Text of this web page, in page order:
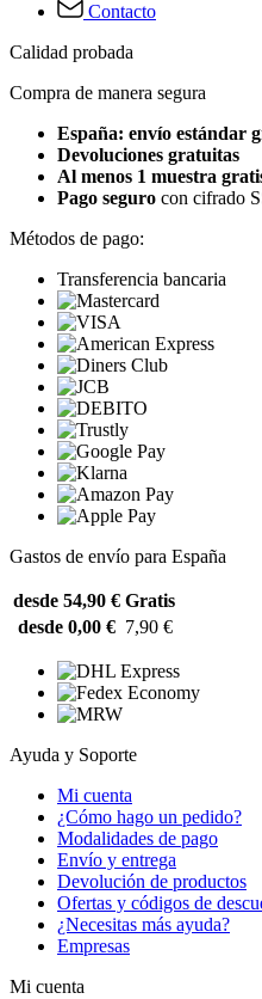
Contacto
Calidad probada
Compra de manera segura
España: envío estándar
Devoluciones gratuitas
Al menos 1 muestra
Pago seguro con cifrado
Métodos de pago:
Transferencia bancaria
Gastos de envío para España
desde 54,90 € Gratis
desde 0,00 € 7,90 €
Ayuda y Soporte
Mi cuenta
¿Cómo hago un pedido?
Modalidades de pago
Envío y entrega
Devolución de productos
Ofertas y códigos de
¿Necesitas más ayuda?
Empresas
Mi cuenta